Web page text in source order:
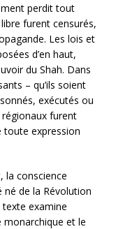
perdit tout
furent censurés,
Les lois et
d’en haut,
du Shah. Dans
– qu’ils soient
exécutés ou
furent
toute expression
la conscience
né de la Révolution
examine
et le